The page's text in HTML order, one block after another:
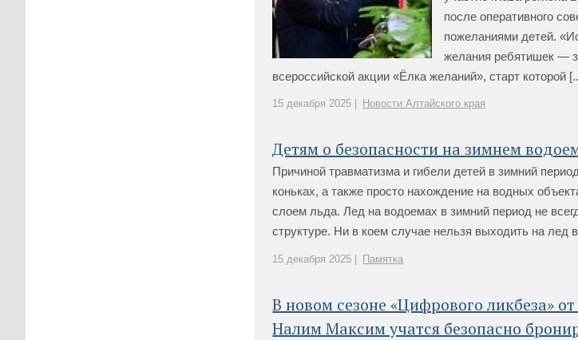
после оперативного
пожеланиями детей.
желания ребятишек —
всероссийской акции «Ёлка желаний», старт которой
15 декабря 2025 | Новости Алтайского края
Детям о безопасности на зимнем
Причиной травматизма и гибели детей в зимний
коньках, а также просто нахождение на водных
слоем льда. Лед на водоемах в зимний период не
структуре. Ни в коем случае нельзя выходить на лед
15 декабря 2025 | Памятка
В новом сезоне «Цифрового ликбеза»
Налим Максим учатся безопасно